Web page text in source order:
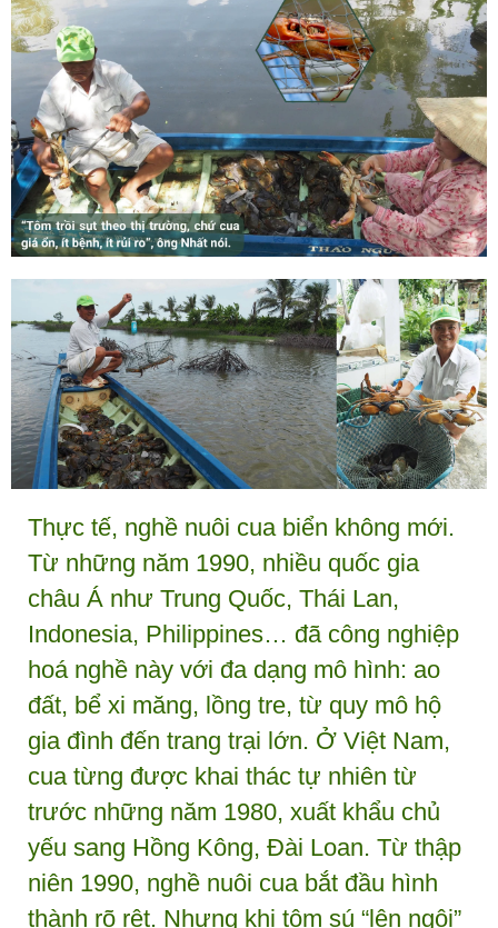
Thực tế, nghề nuôi cua biển không mới.
Từ những năm 1990, nhiều quốc gia
châu Á như Trung Quốc, Thái Lan,
Indonesia, Philippines… đã công nghiệp
hoá nghề này với đa dạng mô hình: ao
đất, bể xi măng, lồng tre, từ quy mô hộ
gia đình đến trang trại lớn. Ở Việt Nam,
cua từng được khai thác tự nhiên từ
trước những năm 1980, xuất khẩu chủ
yếu sang Hồng Kông, Đài Loan. Từ thập
niên 1990, nghề nuôi cua bắt đầu hình
thành rõ rệt. Nhưng khi tôm sú “lên ngôi”